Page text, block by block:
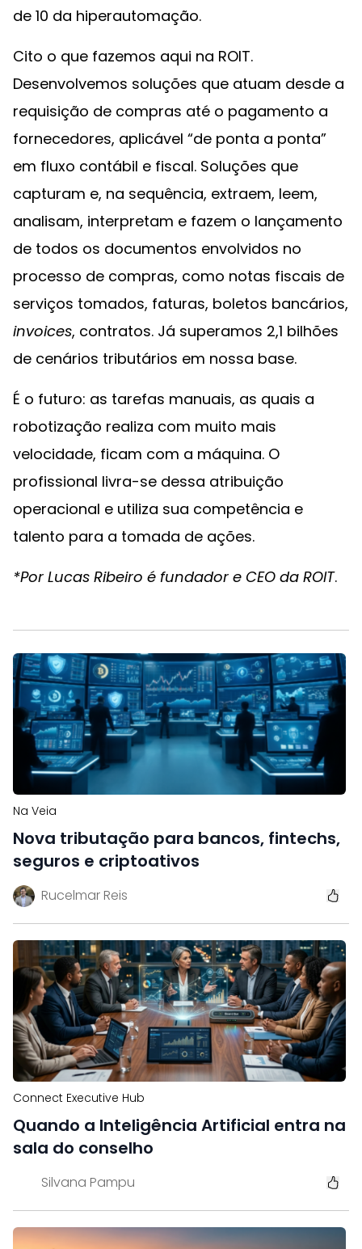
de 10 da hiperautomação.
Cito o que fazemos aqui na ROIT.
Desenvolvemos soluções que atuam desde a
requisição de compras até o pagamento a
fornecedores, aplicável “de ponta a ponta”
em fluxo contábil e fiscal. Soluções que
capturam e, na sequência, extraem, leem,
analisam, interpretam e fazem o lançamento
de todos os documentos envolvidos no
processo de compras, como notas fiscais de
serviços tomados, faturas, boletos bancários,
invoices, contratos. Já superamos 2,1 bilhões
de cenários tributários em nossa base.
É o futuro: as tarefas manuais, as quais a
robotização realiza com muito mais
velocidade, ficam com a máquina. O
profissional livra-se dessa atribuição
operacional e utiliza sua competência e
talento para a tomada de ações.
*Por Lucas Ribeiro é fundador e CEO da ROIT.
Na Veia
Nova tributação para bancos, fintechs,
seguros e criptoativos
Rucelmar Reis
Connect Executive Hub
Quando a Inteligência Artificial entra na
sala do conselho
Silvana Pampu